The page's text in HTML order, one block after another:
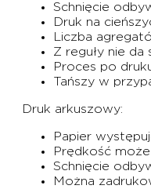
Schnięcie
Druk na
Liczba
Z reguły nie
Proces po
Tańszy w
Druk arkuszowy:
Papier
Prędkość
Schnięcie
Można